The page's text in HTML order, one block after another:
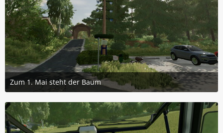
Zum 1. Mai steht der Baum
1. Mai 2023 um 12:45
3